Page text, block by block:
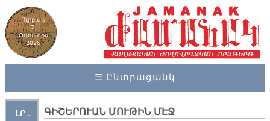
Ուրբաթ
7,
Օգոստոս
2026
☰ Ընտրացանկ
ԼՐԱՀՈՍ ԳԻՇԵՐՈՒԱՆ ՄՈՒԹԻՆ ՄԷՋ